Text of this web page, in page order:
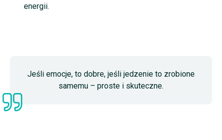
energii.
Jeśli emocje, to dobre, jeśli jedzenie to zrobione
samemu – proste i skuteczne.